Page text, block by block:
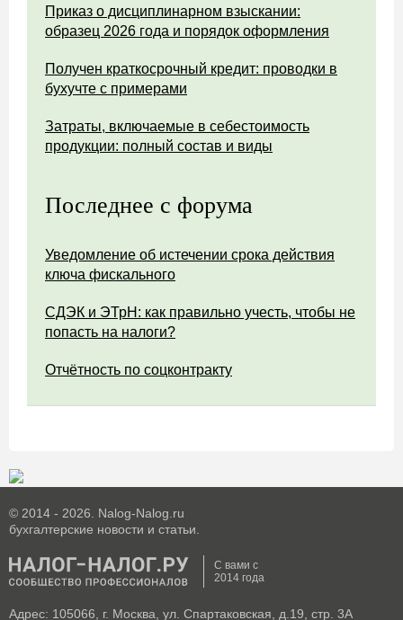
Приказ о дисциплинарном взыскании:
образец 2026 года и порядок оформления
Получен краткосрочный кредит: проводки в
бухучте с примерами
Затраты, включаемые в себестоимость
продукции: полный состав и виды
Последнее с форума
Уведомление об истечении срока действия
ключа фискального
СДЭК и ЭТрН: как правильно учесть, чтобы не
попасть на налоги?
Отчётность по соцконтракту
© 2014 - 2026. Nalog-Nalog.ru
бухгалтерские новости и статьи.
С вами с
2014 года
Адрес: 105066, г. Москва, ул. Спартаковская, д.19, стр. 3А